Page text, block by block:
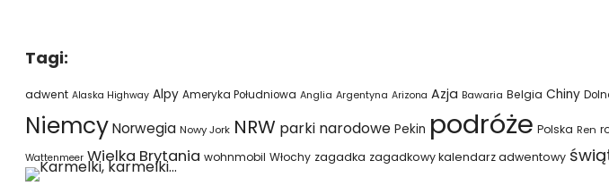
Tagi:
adwent Alaska Highway Alpy Ameryka Południowa Anglia Argentyna Arizona Azja Bawaria Belgia Chiny
NiemcyNorwegia Nowy Jork NRW parki narodowe Pekin podróże Polska Ren
Wattenmeer Wielka Brytania wohnmobil Włochy zagadka zagadkowy kalendarz adwentowy